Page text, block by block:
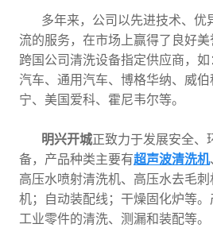
多年来，公司以先进技术、优
流的服务，在市场上赢得了良好
跨国公司清洗设备指定供应商，
汽车、通用汽车、博格华纳、威
宁、美国爱科、霍尼韦尔等。
明兴开城正致力于发展安全、
备，产品种类主要有超声波清洗机
高压水喷射清洗机、高压水去毛
机；自动装配线；干燥固化炉等
工业零件的清洗、测漏和装配等。